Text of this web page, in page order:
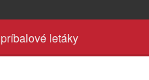
príbalové letáky